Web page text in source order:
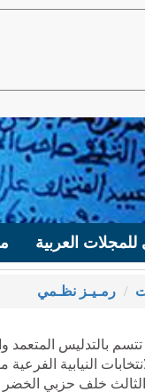
العربية
رمـيـز نظـمي
المتعمد
النيابية
خلف حزبي الخضر